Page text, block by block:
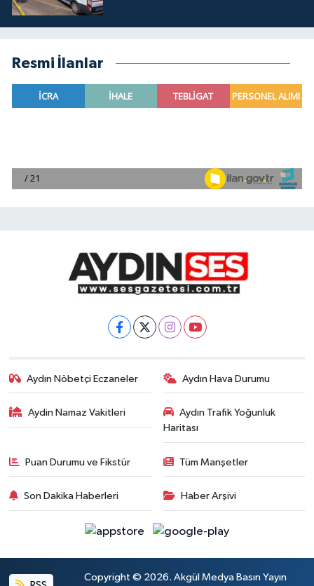
Resmi İlanlar
Aydın Nöbetçi Eczaneler Aydın Hava Durumu
Aydin Namaz Vakitleri
Aydın Trafik Yoğunluk
Haritası
Puan Durumu ve Fikstür Tüm Manşetler
Son Dakika Haberleri Haber Arşivi
Copyright © 2026. Akgül Medya Basın Yayın